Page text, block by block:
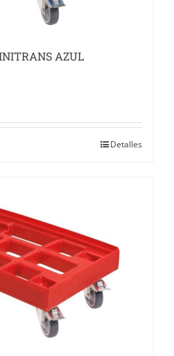
AZUL
Detalles